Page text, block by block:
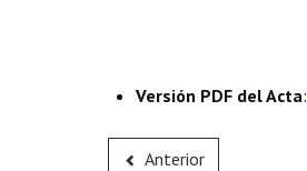
Antonio
Versión PDF del Acta:
Anterior